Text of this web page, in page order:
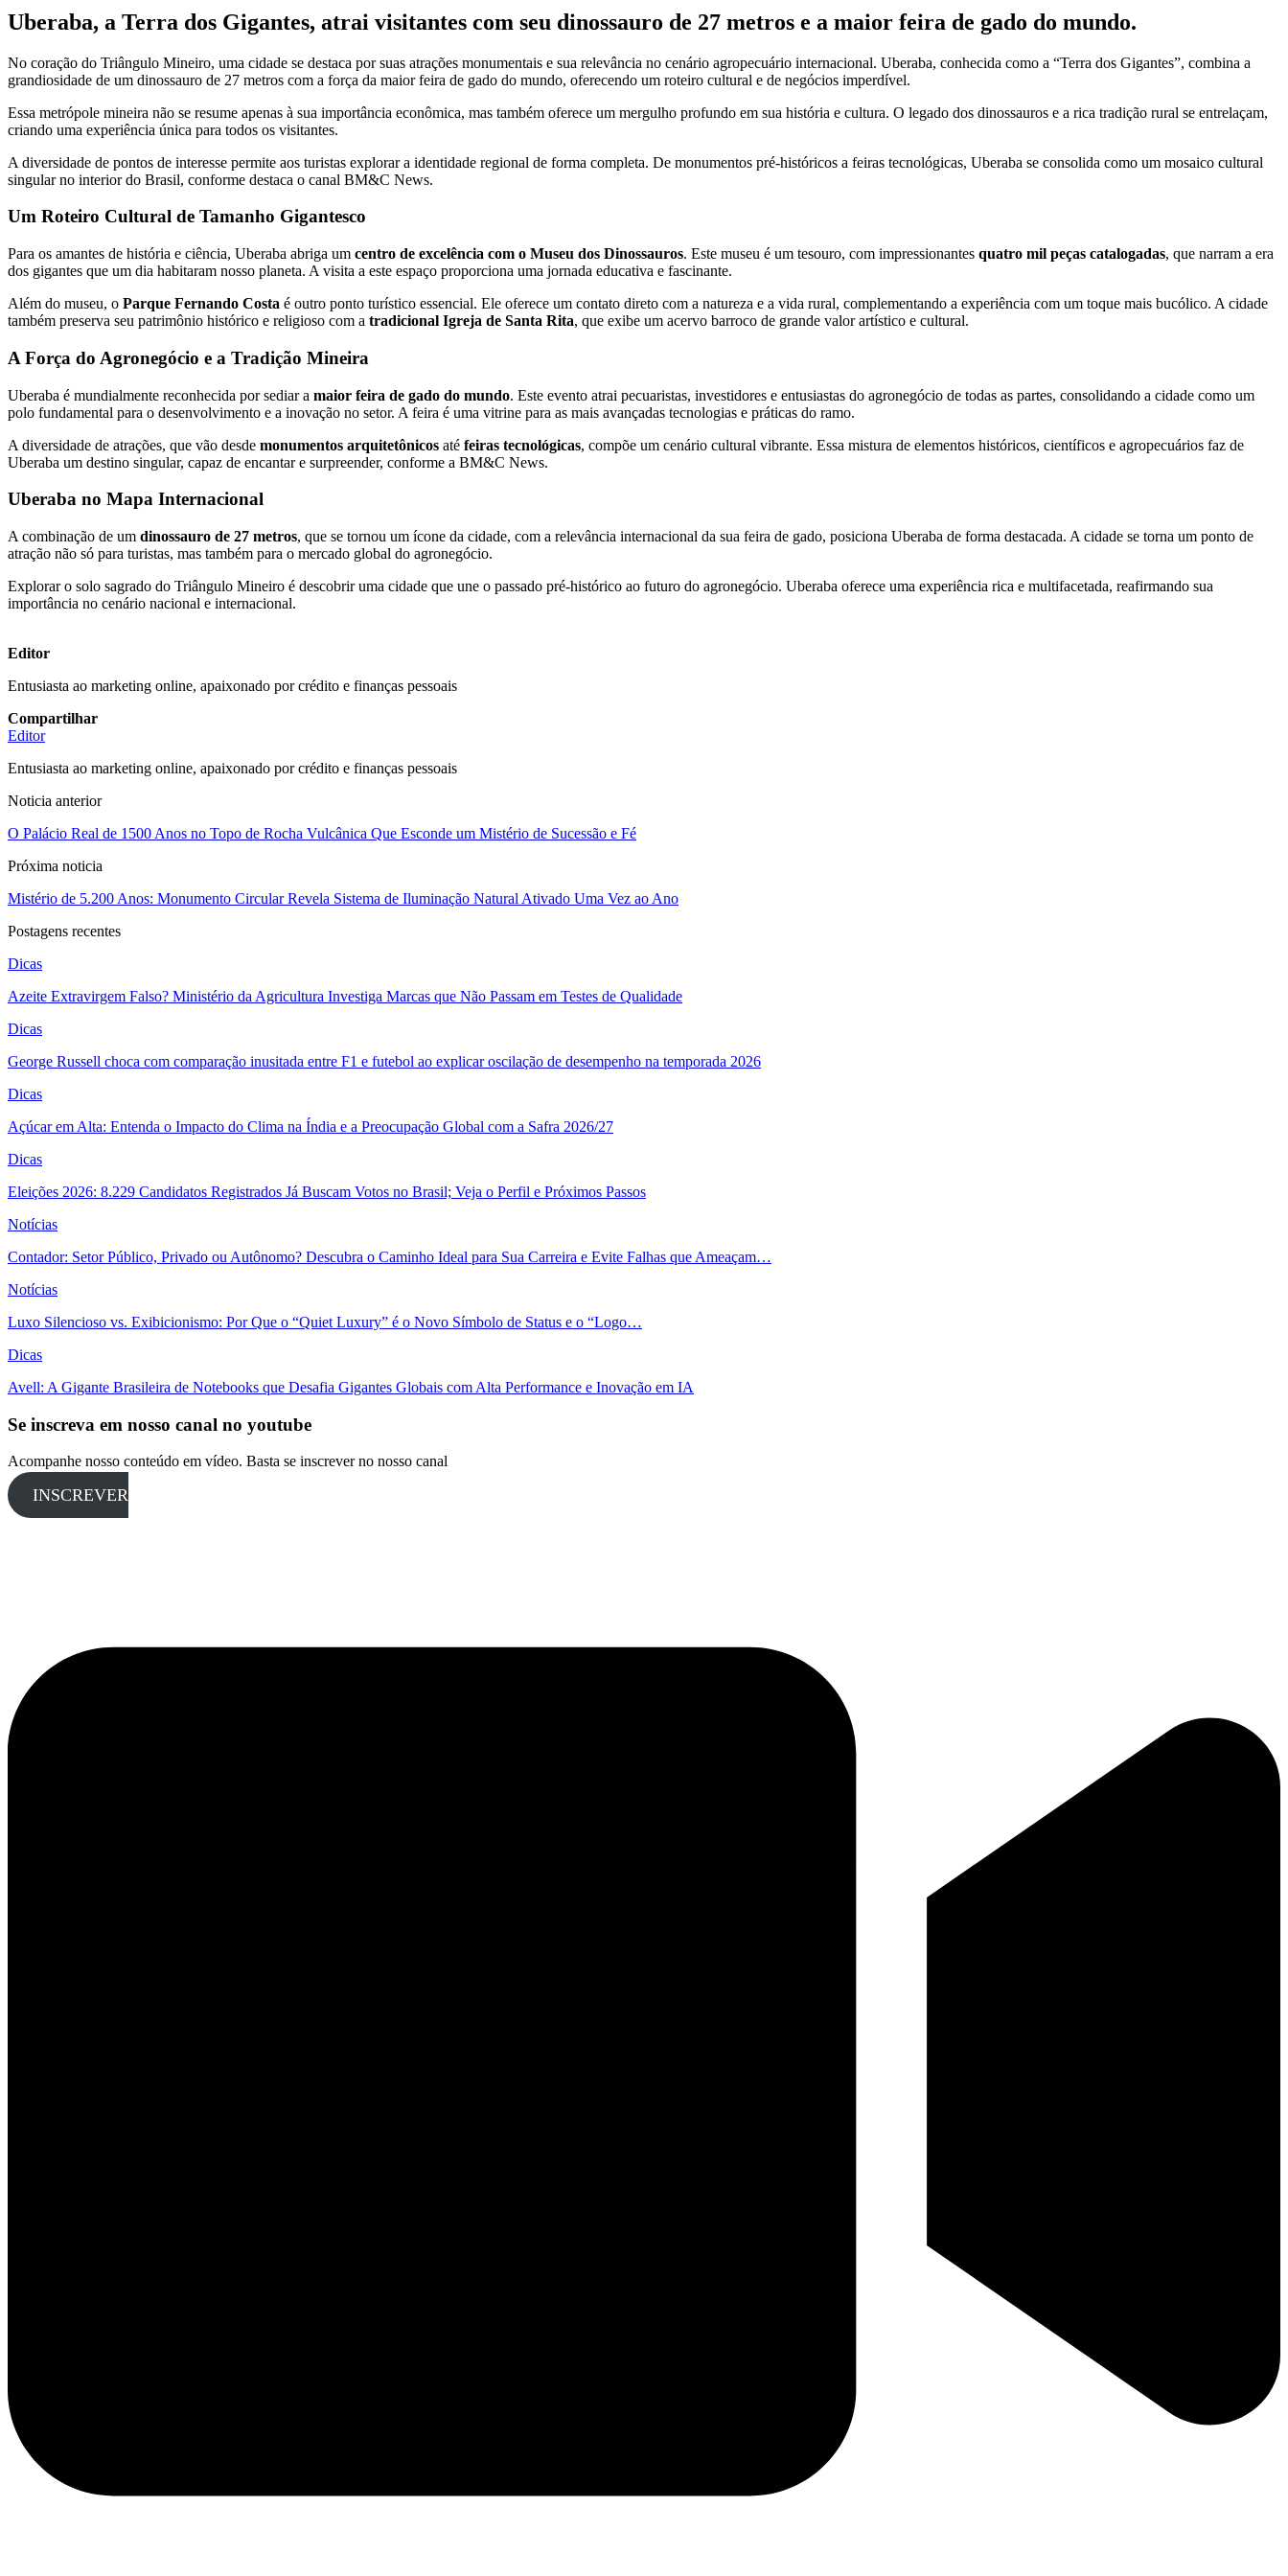
Uberaba, a Terra dos Gigantes, atrai visitantes com seu dinossauro de 27 metros e a maior feira de gado do mundo.
No coração do Triângulo Mineiro, uma cidade se destaca por suas atrações monumentais e sua relevância no cenário agropecuário internacional. Uberaba, conhecida como a “Terra dos Gigantes”, combina a
grandiosidade de um dinossauro de 27 metros com a força da maior feira de gado do mundo, oferecendo um roteiro cultural e de negócios imperdível.
Essa metrópole mineira não se resume apenas à sua importância econômica, mas também oferece um mergulho profundo em sua história e cultura. O legado dos dinossauros e a rica tradição rural se entrelaçam,
criando uma experiência única para todos os visitantes.
A diversidade de pontos de interesse permite aos turistas explorar a identidade regional de forma completa. De monumentos pré-históricos a feiras tecnológicas, Uberaba se consolida como um mosaico cultural
singular no interior do Brasil, conforme destaca o canal BM&C News.
Um Roteiro Cultural de Tamanho Gigantesco
Para os amantes de história e ciência, Uberaba abriga um centro de excelência com o Museu dos Dinossauros. Este museu é um tesouro, com impressionantes quatro mil peças catalogadas, que narram a era
dos gigantes que um dia habitaram nosso planeta. A visita a este espaço proporciona uma jornada educativa e fascinante.
Além do museu, o Parque Fernando Costa é outro ponto turístico essencial. Ele oferece um contato direto com a natureza e a vida rural, complementando a experiência com um toque mais bucólico. A cidade
também preserva seu patrimônio histórico e religioso com a tradicional Igreja de Santa Rita, que exibe um acervo barroco de grande valor artístico e cultural.
A Força do Agronegócio e a Tradição Mineira
Uberaba é mundialmente reconhecida por sediar a maior feira de gado do mundo. Este evento atrai pecuaristas, investidores e entusiastas do agronegócio de todas as partes, consolidando a cidade como um
polo fundamental para o desenvolvimento e a inovação no setor. A feira é uma vitrine para as mais avançadas tecnologias e práticas do ramo.
A diversidade de atrações, que vão desde monumentos arquitetônicos até feiras tecnológicas, compõe um cenário cultural vibrante. Essa mistura de elementos históricos, científicos e agropecuários faz de
Uberaba um destino singular, capaz de encantar e surpreender, conforme a BM&C News.
Uberaba no Mapa Internacional
A combinação de um dinossauro de 27 metros, que se tornou um ícone da cidade, com a relevância internacional da sua feira de gado, posiciona Uberaba de forma destacada. A cidade se torna um ponto de
atração não só para turistas, mas também para o mercado global do agronegócio.
Explorar o solo sagrado do Triângulo Mineiro é descobrir uma cidade que une o passado pré-histórico ao futuro do agronegócio. Uberaba oferece uma experiência rica e multifacetada, reafirmando sua
importância no cenário nacional e internacional.
Editor
Entusiasta ao marketing online, apaixonado por crédito e finanças pessoais
Compartilhar
Editor
Entusiasta ao marketing online, apaixonado por crédito e finanças pessoais
Noticia anterior
O Palácio Real de 1500 Anos no Topo de Rocha Vulcânica Que Esconde um Mistério de Sucessão e Fé
Próxima noticia
Mistério de 5.200 Anos: Monumento Circular Revela Sistema de Iluminação Natural Ativado Uma Vez ao Ano
Postagens recentes
Dicas
Azeite Extravirgem Falso? Ministério da Agricultura Investiga Marcas que Não Passam em Testes de Qualidade
Dicas
George Russell choca com comparação inusitada entre F1 e futebol ao explicar oscilação de desempenho na temporada 2026
Dicas
Açúcar em Alta: Entenda o Impacto do Clima na Índia e a Preocupação Global com a Safra 2026/27
Dicas
Eleições 2026: 8.229 Candidatos Registrados Já Buscam Votos no Brasil; Veja o Perfil e Próximos Passos
Notícias
Contador: Setor Público, Privado ou Autônomo? Descubra o Caminho Ideal para Sua Carreira e Evite Falhas que Ameaçam…
Notícias
Luxo Silencioso vs. Exibicionismo: Por Que o “Quiet Luxury” é o Novo Símbolo de Status e o “Logo…
Dicas
Avell: A Gigante Brasileira de Notebooks que Desafia Gigantes Globais com Alta Performance e Inovação em IA
Se inscreva em nosso canal no youtube
Acompanhe nosso conteúdo em vídeo. Basta se inscrever no nosso canal
INSCREVER